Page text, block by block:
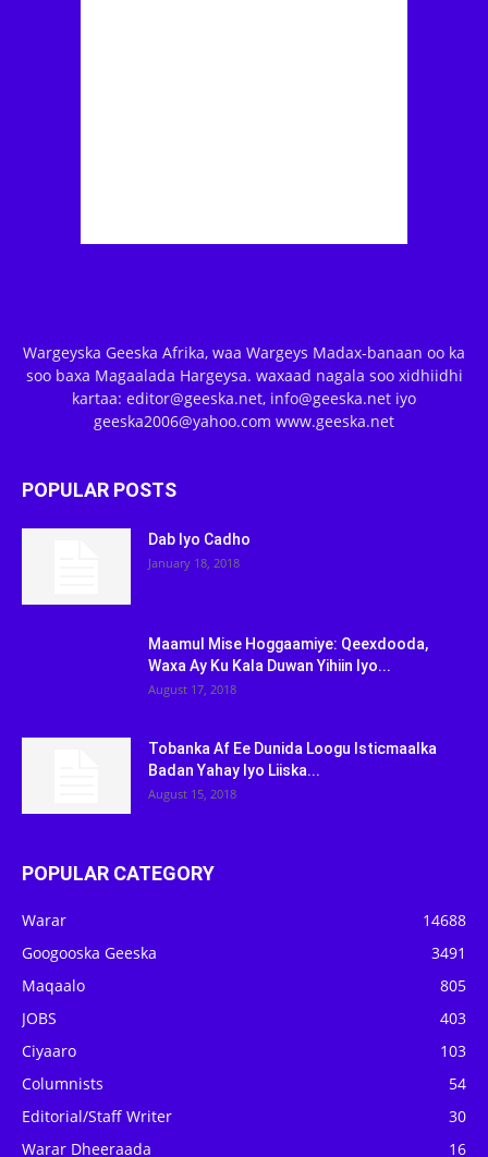
Wargeyska Geeska Afrika, waa Wargeys Madax-banaan oo ka
soo baxa Magaalada Hargeysa. waxaad nagala soo xidhiidhi
kartaa: editor@geeska.net, info@geeska.net iyo
geeska2006@yahoo.com www.geeska.net
POPULAR POSTS
Dab Iyo Cadho
January 18, 2018
Maamul Mise Hoggaamiye: Qeexdooda,
Waxa Ay Ku Kala Duwan Yihiin Iyo...
August 17, 2018
Tobanka Af Ee Dunida Loogu Isticmaalka
Badan Yahay Iyo Liiska...
August 15, 2018
POPULAR CATEGORY
Warar
14688
Googooska Geeska
3491
Maqaalo
805
JOBS
403
Ciyaaro
103
Columnists
54
Editorial/Staff Writer
30
Warar Dheeraada
16